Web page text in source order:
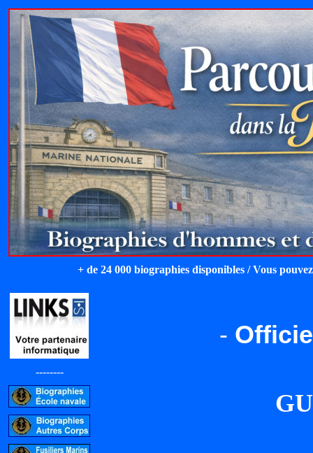
+ de 24 000 biographies disponibles / Vous
--------
-